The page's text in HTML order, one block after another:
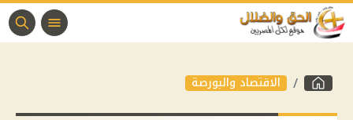
الاقتصاد والبورصة